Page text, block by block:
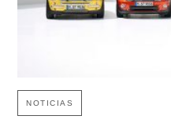
NOTICIAS